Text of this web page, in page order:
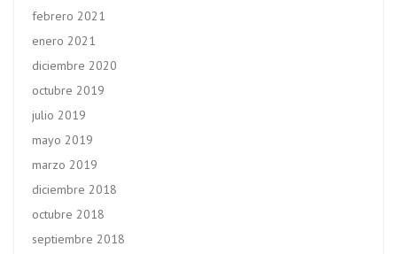
febrero 2021
enero 2021
diciembre 2020
octubre 2019
julio 2019
mayo 2019
marzo 2019
diciembre 2018
octubre 2018
septiembre 2018